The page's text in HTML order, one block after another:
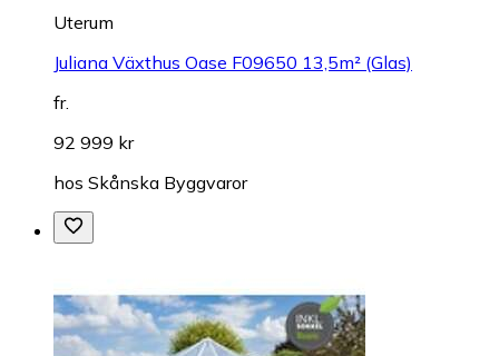
Uterum
Juliana Växthus Oase F09650 13,5m² (Glas)
fr.
92 999 kr
hos Skånska Byggvaror